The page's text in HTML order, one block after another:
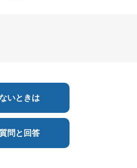
いときは
問と回答